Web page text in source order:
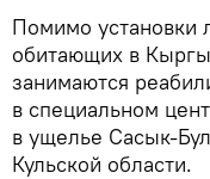
Помимо установки
обитающих в
занимаются
в специальном
в ущелье Сасык-
Кульской области.